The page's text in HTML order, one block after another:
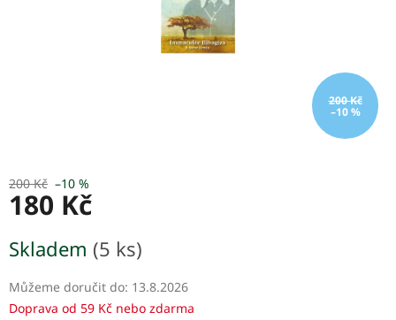
200 Kč
–10 %
200 Kč –10 %
180 Kč
cena:
Skladem (5 ks)
Můžeme doručit do: 13.8.2026
Doprava od 59 Kč nebo zdarma